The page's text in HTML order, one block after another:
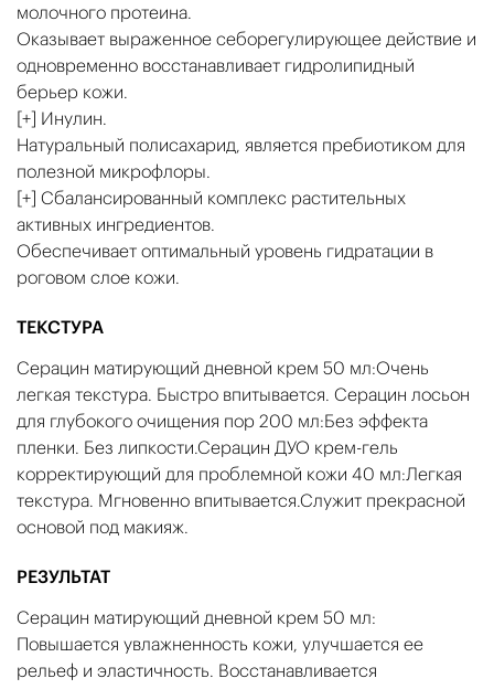
молочного протеина.
Оказывает выраженное себорегулирующее действие и
одновременно восстанавливает гидролипидный
берьер кожи.
[+] Инулин.
Натуральный полисахарид, является пребиотиком для
полезной микрофлоры.
[+] Сбалансированный комплекс растительных
активных ингредиентов.
Обеспечивает оптимальный уровень гидратации в
роговом слое кожи.
ТЕКСТУРА
Серацин матирующий дневной крем 50 мл:Очень
легкая текстура. Быстро впитывается. Серацин лосьон
для глубокого очищения пор 200 мл:Без эффекта
пленки. Без липкости.Серацин ДУО крем-гель
корректирующий для проблемной кожи 40 мл:Легкая
текстура. Мгновенно впитывается.Служит прекрасной
основой под макияж.
РЕЗУЛЬТАТ
Серацин матирующий дневной крем 50 мл:
Повышается увлажненность кожи, улучшается ее
рельеф и эластичность. Восстанавливается